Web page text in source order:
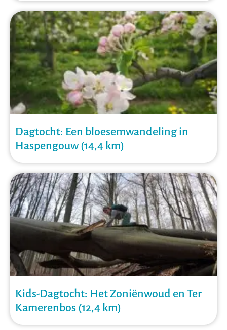
Dagtocht: Een bloesemwandeling in
Haspengouw (14,4 km)
Kids-Dagtocht: Het Zoniënwoud en Ter
Kamerenbos (12,4 km)